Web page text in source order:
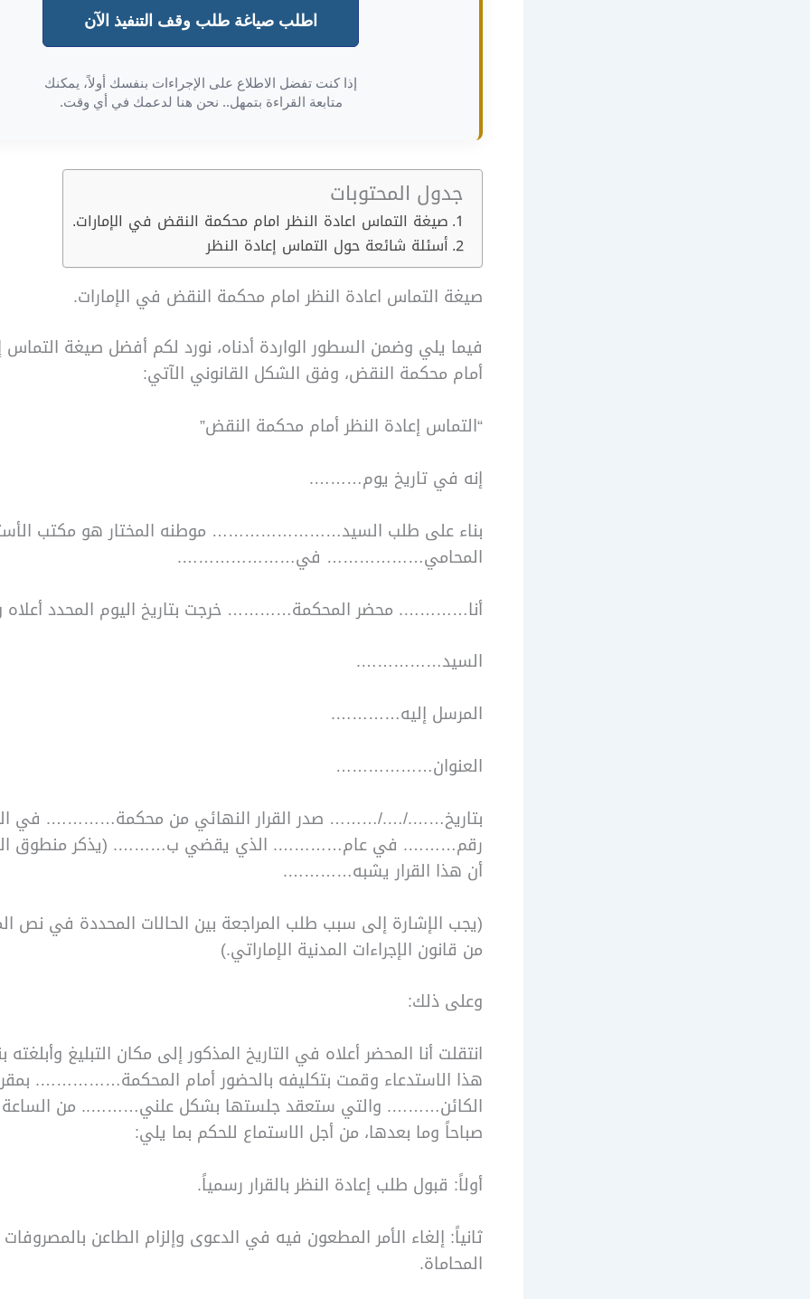
اطلب صياغة طلب وقف التنفيذ الآن
إذا كنت تفضل الاطلاع على الإجراءات بنفسك أولاً، يمكنك
متابعة القراءة بتمهل.. نحن هنا لدعمك في أي وقت.
جدول المحتوبات
صيغة التماس اعادة النظر امام محكمة النقض في الإمارات.
أسئلة شائعة حول التماس إعادة النظر
صيغة التماس اعادة النظر امام محكمة النقض في الإمارات.
فيما يلي وضمن السطور الواردة أدناه، نورد لكم أفضل صيغة التماس
أمام محكمة النقض، وفق الشكل القانوني الآتي:
“التماس إعادة النظر أمام محكمة النقض”
إنه في تاريخ يوم……….
بناء على طلب السيد…………………… موطنه المختار هو مكتب
المحامي……………… في………………….
أنا…………. محضر المحكمة………… خرجت بتاريخ اليوم المحدد أعلاه
السيد…………….
المرسل إليه………….
العنوان………………
بتاريخ……./…./……… صدر القرار النهائي من محكمة…………. في
رقم………. في عام…………. الذي يقضي ب………. (يذكر منطوق
أن هذا القرار يشبه………….
من قانون الإجراءات المدنية الإماراتي.)
وعلى ذلك:
انتقلت أنا المحضر أعلاه في التاريخ المذكور إلى مكان التبليغ
هذا الاستدعاء وقمت بتكليفه بالحضور أمام المحكمة…………….
الكائن………. والتي ستعقد جلستها بشكل علني​​……….. من الساعة
صباحاً وما بعدها، من أجل الاستماع للحكم بما يلي:
أولاً: قبول طلب إعادة النظر بالقرار رسمياً.
ثانياً: إلغاء الأمر المطعون فيه في الدعوى وإلزام الطاعن
المحاماة.